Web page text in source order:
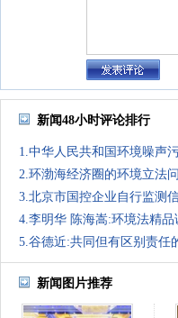
新闻48小时评论排行
1.中华人民共和国环境噪声
2.环渤海经济圈的环境立法
3.北京市国控企业自行监测
4.李明华 陈海嵩:环境法精
5.谷德近:共同但有区别责任
新闻图片推荐